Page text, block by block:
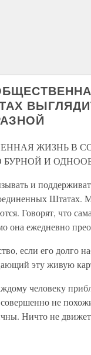
ЖИЗНЬ В
И
и
Штатах.
Говорят, что
ежедневно
если его долго
эту живую
человеку
не
Ничто не